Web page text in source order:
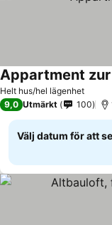
Helt hus/hel lägenhet
Appartment
9,0 Utmärkt 100
Välj datum för att